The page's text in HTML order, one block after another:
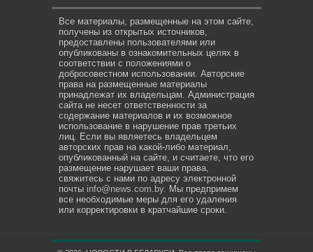
Все материалы, размещенные на этом сайте,
получены из открытых источников,
предоставлены пользователями или
опубликованы в ознакомительных целях в
соответствии с положениями о
добросовестном использовании. Авторские
права на размещенные материалы
принадлежат их владельцам. Администрация
сайта не несет ответственности за
содержание материалов и их возможное
использование в нарушение прав третьих
лиц. Если вы являетесь владельцем
авторских прав на какой-либо материал,
опубликованный на сайте, и считаете, что его
размещение нарушает ваши права,
свяжитесь с нами по адресу электронной
почты info@news.com.by. Мы предпримем
все необходимые меры для его удаления
или корректировки в кратчайшие сроки.